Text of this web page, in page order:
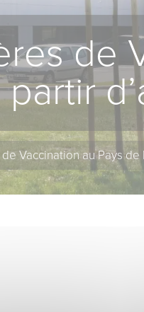
de
Vaccination au Pays de